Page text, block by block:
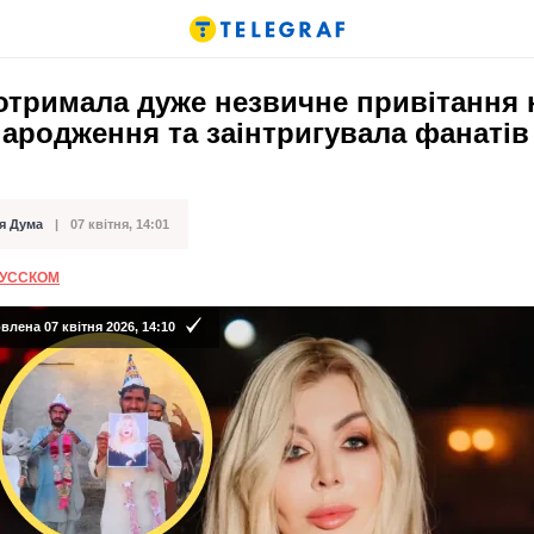
дуже незвичне привітання
та заінтригувала фанатів
Дума 07 квітня, 14:01
07 квітня 2026, 14:10